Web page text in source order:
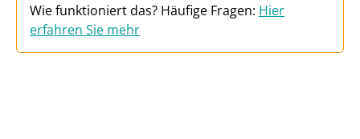
Wie funktioniert das? Häufige Fragen: Hier
erfahren Sie mehr